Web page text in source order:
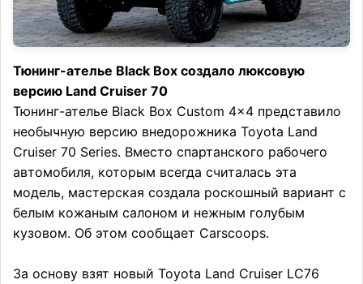
Тюнинг-ателье Black Box создало люксовую
версию Land Cruiser 70
Тюнинг-ателье Black Box Custom 4×4 представило
необычную версию внедорожника Toyota Land
Cruiser 70 Series. Вместо спартанского рабочего
автомобиля, которым всегда считалась эта
модель, мастерская создала роскошный вариант с
белым кожаным салоном и нежным голубым
кузовом. Об этом сообщает Carscoops.
За основу взят новый Toyota Land Cruiser LC76